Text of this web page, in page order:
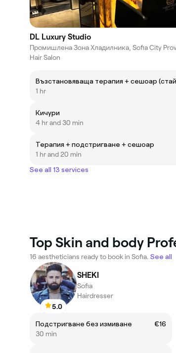
DL Luxury Studio
Промишлена Зона Хладилника, Sofia City
Hair Salon
1 hr
Кичури
4 hr and 30 min
Терапия + подстригване + сешоар
1 hr and 20 min
See all 13 services
Top Skin and body
16 aestheticians ready to book in Sofia. See all
5.0
SHEKI
Sofia
Hairdresser
Подстригване без измиване
€16
30 min